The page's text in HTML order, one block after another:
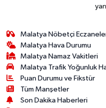
Malatya Nöbetçi
Malatya Hava Durumu
Malatya Namaz Vakitleri
Malatya Trafik Yoğunluk
Puan Durumu ve Fikstür
Tüm Manşetler
Son Dakika Haberleri